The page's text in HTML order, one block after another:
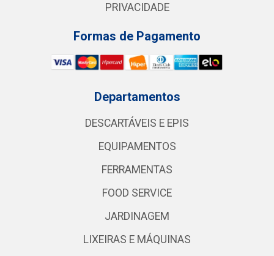
PRIVACIDADE
Formas de Pagamento
Departamentos
DESCARTÁVEIS E EPIS
EQUIPAMENTOS
FERRAMENTAS
FOOD SERVICE
JARDINAGEM
LIXEIRAS E MÁQUINAS